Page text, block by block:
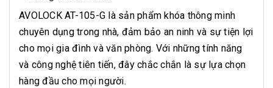
AVOLOCK AT-105-G là sản phẩm khóa thông minh
chuyên dụng trong nhà, đảm bảo an ninh và sự tiện lợi
cho mọi gia đình và văn phòng. Với những tính năng
và công nghệ tiên tiến, đây chắc chắn là sự lựa chọn
hàng đầu cho mọi người.